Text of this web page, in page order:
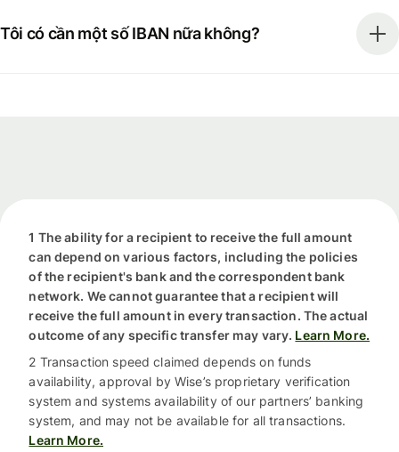
Tôi có cần một số IBAN nữa không?
1 The ability for a recipient to receive the full amount
can depend on various factors, including the policies
of the recipient's bank and the correspondent bank
network. We cannot guarantee that a recipient will
receive the full amount in every transaction. The actual
outcome of any specific transfer may vary. Learn More.
2 Transaction speed claimed depends on funds
availability, approval by Wise’s proprietary verification
system and systems availability of our partners’ banking
system, and may not be available for all transactions.
Learn More.